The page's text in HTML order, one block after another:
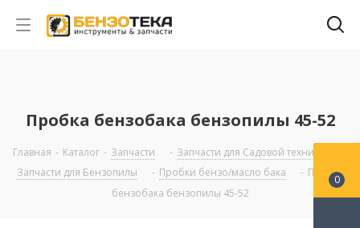
Пробка бензобака бензопилы 45-52
Главная - Каталог - Запчасти - Запчасти для Садовой техники
Запчасти для Бензопилы
- Пробки бензо/масло бака - Пробка
бензобака бензопилы 45-52
0